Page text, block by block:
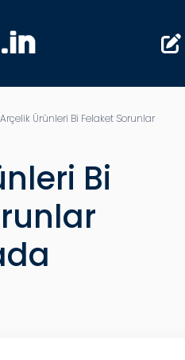
Ürünleri Bi Felaket Sorunlar
Bi